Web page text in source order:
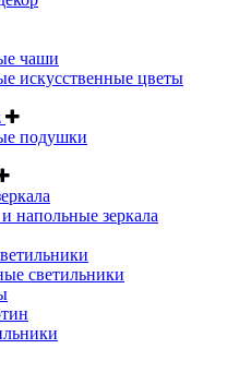
чаши
искусственные цветы
подушки
напольные зеркала
светильники